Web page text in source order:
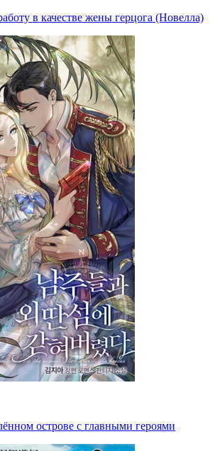
в качестве жены герцога (Новелла)
острове с главными героями